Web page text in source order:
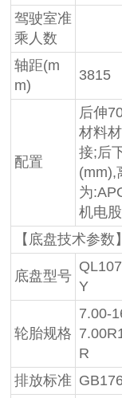
驾驶室准
乘人数
轴距(m
m)
3815
配置
后伸
材料
接;后
(mm),
为
机电
【底盘技术参数】
底盘型号
Y
轮胎规格
7.00-
R
排放标准